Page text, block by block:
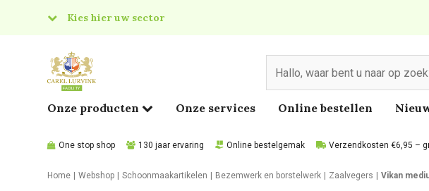
Kies hier uw sector
Food
Onze producten Onze services Online bestellen
One stop shop 130 jaar ervaring Online bestelgemak Verzendkosten €6,95 –
Home Webshop Schoonmaakartikelen Bezemwerk en borstelwerk Zaalvegers Vikan